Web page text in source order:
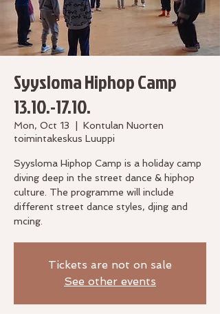
Syysloma Hiphop Camp
13.10.-17.10.
Mon, Oct 13
Kontulan Nuorten
toimintakeskus Luuppi
Syysloma Hiphop Camp is a holiday camp
diving deep in the street dance & hiphop
culture. The programme will include
different street dance styles, djing and
mcing.
Tickets are not on sale
See other events